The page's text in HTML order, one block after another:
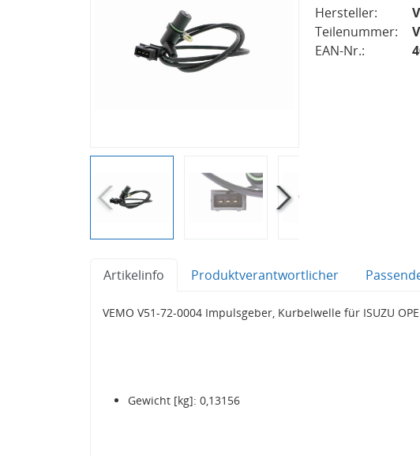
Hersteller:
Teilenummer:
EAN-Nr.:
Artikelinfo Produktverantwortlicher
VEMO V51-72-0004 Impulsgeber, Kurbelwelle für ISUZU
Gewicht [kg]: 0,13156